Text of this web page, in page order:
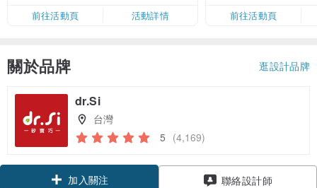
限，額滿即止，僅限「常用信用
卡」結帳）
前往活動頁 活動詳情
前往活動頁
關於品牌 逛設計品牌
dr.Si
台灣
5 (4,169)
加入關注 聯絡設計師